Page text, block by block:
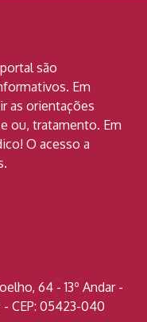
são
Em
as orientações
ou, tratamento. Em
O acesso a
64 - 13º Andar -
CEP: 05423-040